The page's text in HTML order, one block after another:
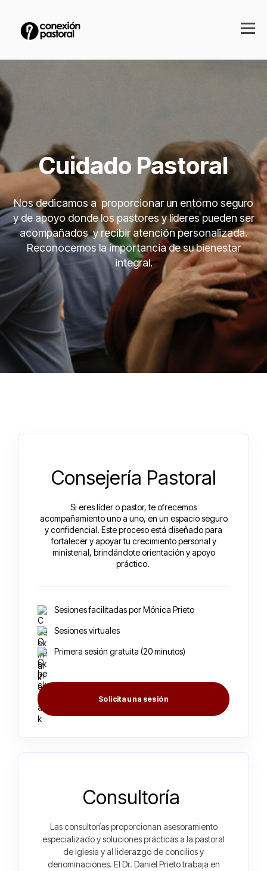
Cuidado Pastoral
Nos dedicamos a proporcionar un entorno seguro
y de apoyo donde los pastores y líderes pueden ser
acompañados y recibir atención personalizada.
Reconocemos la importancia de su bienestar
integral.
Consejería Pastoral
Si eres líder o pastor, te ofrecemos
acompañamiento uno a uno, en un espacio seguro
y confidencial. Este proceso está diseñado para
fortalecer y apoyar tu crecimiento personal y
ministerial, brindándote orientación y apoyo
práctico.
Sesiones facilitadas por Mónica Prieto
Sesiones virtuales
Primera sesión gratuita (20 minutos)
Solicita una sesión
Consultoría
Las consultorías proporcionan asesoramiento
especializado y soluciones prácticas a la pastoral
de iglesia y al liderazgo de concilios y
denominaciones. El Dr. Daniel Prieto trabaja en